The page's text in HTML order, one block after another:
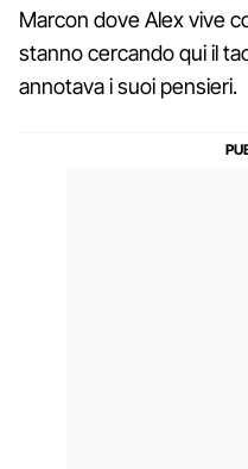
Marcon dove Alex vive
stanno cercando qui il
annotava i suoi pensieri.